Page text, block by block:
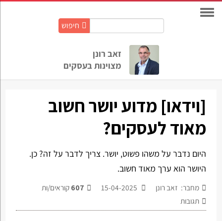
חיפוש
זאב רונן
מצוינות בעסקים
[וידאו] מדוע יושר חשוב
מאוד לעסקים?
היום נדבר על משהו פשוט, יושר. צריך לדבר על זה? כן.
היושר הוא ערך מאוד חשוב.
מחבר: זאב רונן 607 קוראים/ות
תגובות